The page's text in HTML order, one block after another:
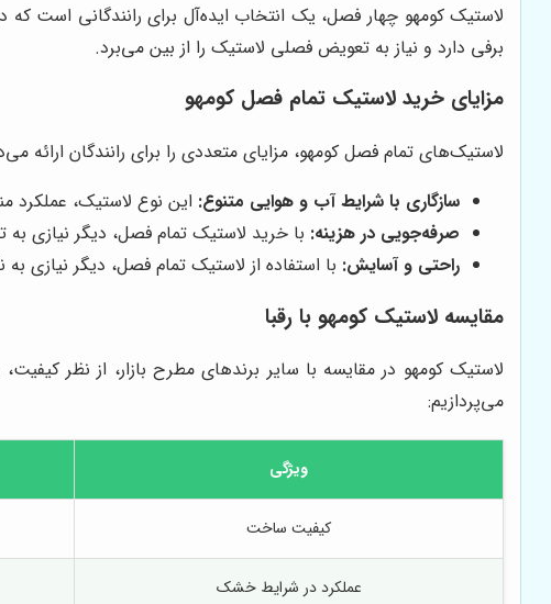
لاستیک کومهو چهار فصل، یک انتخاب ایده‌آل برای رانندگانی است
برفی دارد و نیاز به تعویض فصلی لاستیک را از بین می‌برد.
مزایای خرید لاستیک تمام فصل کومهو
لاستیک‌های تمام فصل کومهو، مزایای متعددی را برای رانندگان ارائه
سازگاری با شرایط آب و هوایی متنوع: این نوع لاستیک، عملکرد
صرفه‌جویی در هزینه: با خرید لاستیک تمام فصل، دیگر نیازی
راحتی و آسایش: با استفاده از لاستیک تمام فصل، دیگر نیازی
مقایسه لاستیک کومهو با رقبا
لاستیک کومهو در مقایسه با سایر برندهای مطرح بازار، از نظر
می‌پردازیم:
ویژگی
کیفیت ساخت
عملکرد در شرایط خشک